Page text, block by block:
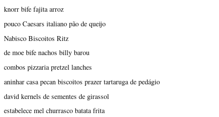
knorr bife fajita arroz
pouco Caesars italiano pão de queijo
Nabisco Biscoitos Ritz
de moe bife nachos billy barou
combos pizzaria pretzel lanches
aninhar casa pecan biscoitos prazer tartaruga de pedágio
david kernels de sementes de girassol
estabelece mel churrasco batata frita